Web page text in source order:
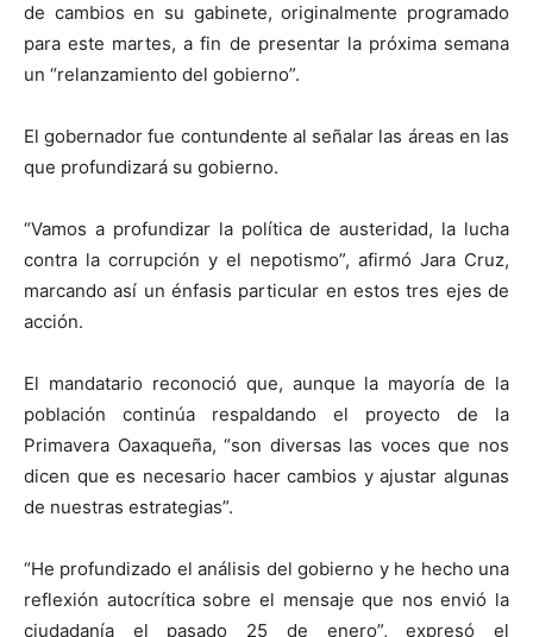
de cambios en su gabinete, originalmente programado
para este martes, a fin de presentar la próxima semana
un “relanzamiento del gobierno”.
El gobernador fue contundente al señalar las áreas en las
que profundizará su gobierno.
“Vamos a profundizar la política de austeridad, la lucha
contra la corrupción y el nepotismo”, afirmó Jara Cruz,
marcando así un énfasis particular en estos tres ejes de
acción.
El mandatario reconoció que, aunque la mayoría de la
población continúa respaldando el proyecto de la
Primavera Oaxaqueña, “son diversas las voces que nos
dicen que es necesario hacer cambios y ajustar algunas
de nuestras estrategias”.
“He profundizado el análisis del gobierno y he hecho una
reflexión autocrítica sobre el mensaje que nos envió la
ciudadanía el pasado 25 de enero”, expresó el